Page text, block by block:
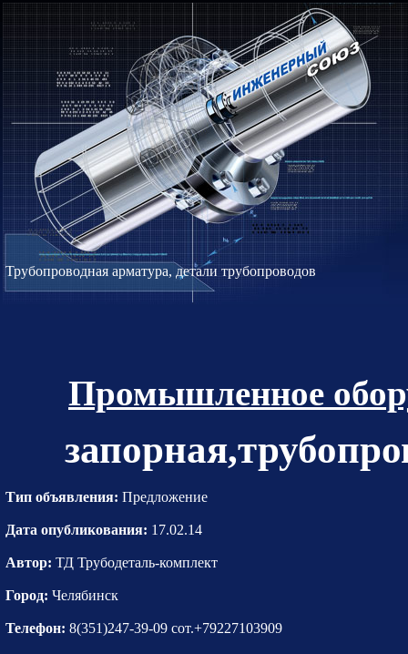
Трубопроводная арматура, детали трубопроводов
Промышленное
Тип объявления: Предложение
Дата опубликования: 17.02.14
Автор: ТД Трубодеталь-комплект
Город: Челябинск
Телефон: 8(351)247-39-09 сот.+79227103909